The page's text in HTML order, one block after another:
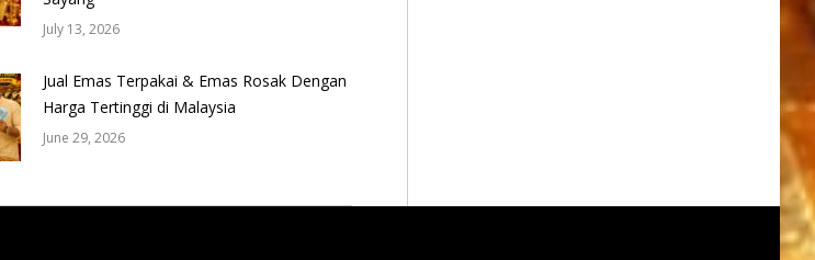
July 13, 2026
Jual Emas Terpakai & Emas Rosak Dengan
Harga Tertinggi di Malaysia
June 29, 2026